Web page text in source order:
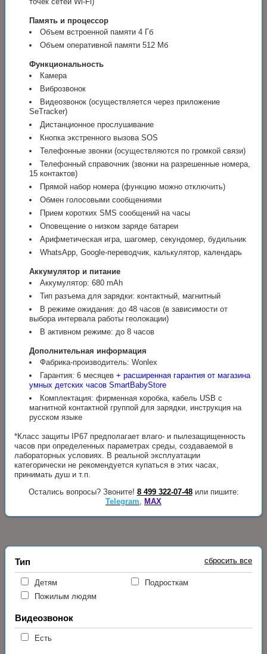
Память и процессор
Объем встроенной памяти 4 Гб
Объем оперативной памяти 512 Мб
Функциональность
Камера
Виброзвонок
Видеозвонок (осуществляется через приложение
SeTracker)
Дистанционное прослушивание
Кнопка экстренного вызова SOS
Телефонные звонки (осуществляются по громкой связи)
Телефонный справочник (звонки на разрешенные номера,
15 контактов)
Прямой набор номера (функцию можно отключить)
Обмен голосовыми сообщениями
Прием коротких SMS сообщений на часы
Оповещение о низком заряде батареи
Арифметическая игра, шагомер, секундомер, будильник
WhatsApp, Google-переводчик, калькулятор, календарь
Аккумулятор и питание
Аккумулятор: 680 mAh
Тип разъема для зарядки: контактный, магнитный
В режиме ожидания: до 48 часов (в зависимости от
выбора интервала работы геолокации)
В активном режиме: до 8 часов
Дополнительная информация
Фабрика-производитель: Wonlex
Гарантия: 6 месяцев + расширенная гарантия от магазина
умных детских часов SmartBabyStore
Комплектация: фирменная коробка, кабель USB с
магнитной контактной группой для зарядки, инструкция на
русском языке
*Класс защиты IP67 предполагает влаго- и пылезащищенность
часов при определенных параметрах среды, создаваемой в
лабораторных условиях. В реальной эксплуатации
категорически не рекомендуется купаться в этих часах,
принимать душ и т.п.
Остались вопросы? Звоните! 8 499 322-07-48или пишите:
Telegram, MAX
сбросить все
Тип
Детям
Подросткам
Пожилым людям
Видеозвонок
Есть